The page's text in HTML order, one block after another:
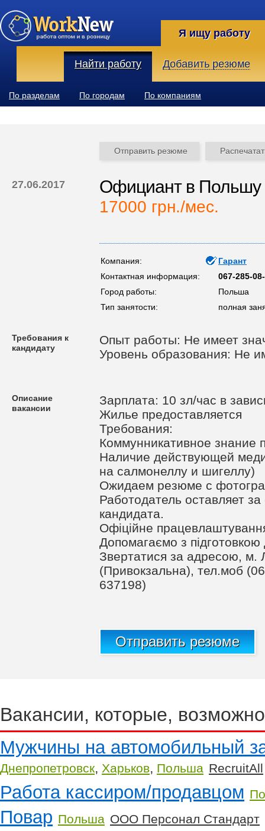
Я ищу работу
Найти работу Добавить резюме
По разделам По городам По компаниям
Отправить резюме
27.06.2017 Официант в Польшу
17000 грн./мес.
Компания:
Гарант
Контактная информация:
067-285-
Город работы:
Польша
Тип занятости:
полная
Требования к
кандидату
Опыт работы: Не имеет
Уровень образования: Не
Описание
вакансии
Зарплата: 10 зл/час в
Жилье предоставляется
Требования:
Коммунникативное знание
Наличие действующей
на салмонеллу и шигеллу)
Ожидаем резюме с
Работодатель оставляет
кандидата.
Офіційне
Допомагаємо з підготовкою
Звертатися за адресою, м.
(Привокзальна), тел.моб
637198)
Отправить резюме
Вакансии, которые,
Мужчины на автомобильный
Днепропетровск, Харьков, Польша RecruitAll
Работа кассиром/продавцом
Повар Польша ООО Персонал Стандарт